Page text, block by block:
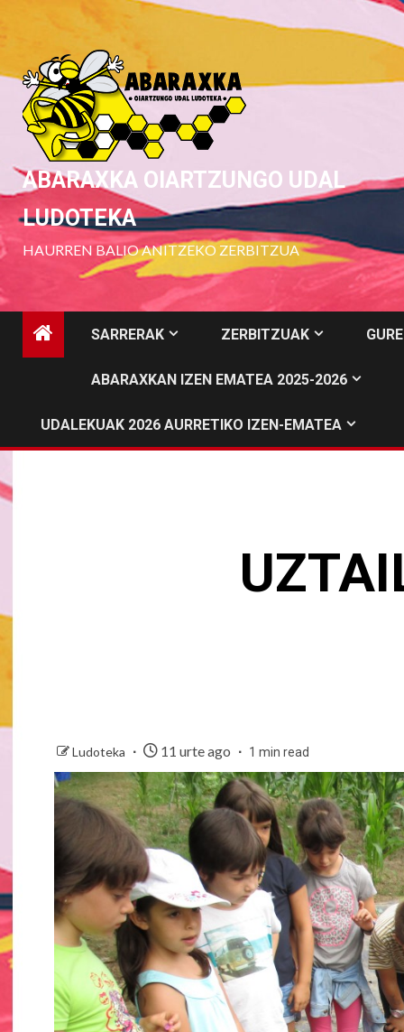
to
content
ABARAXKA OIARTZUNGO UDAL
LUDOTEKA
HAURREN BALIO ANITZEKO ZERBITZUA
SARRERAK ZERBITZUAK
ABARAXKAN IZEN EMATEA 2025-2026
UDALEKUAK 2026 AURRETIKO IZEN-EMATEA
Ludoteka 11 urte ago 1 min read